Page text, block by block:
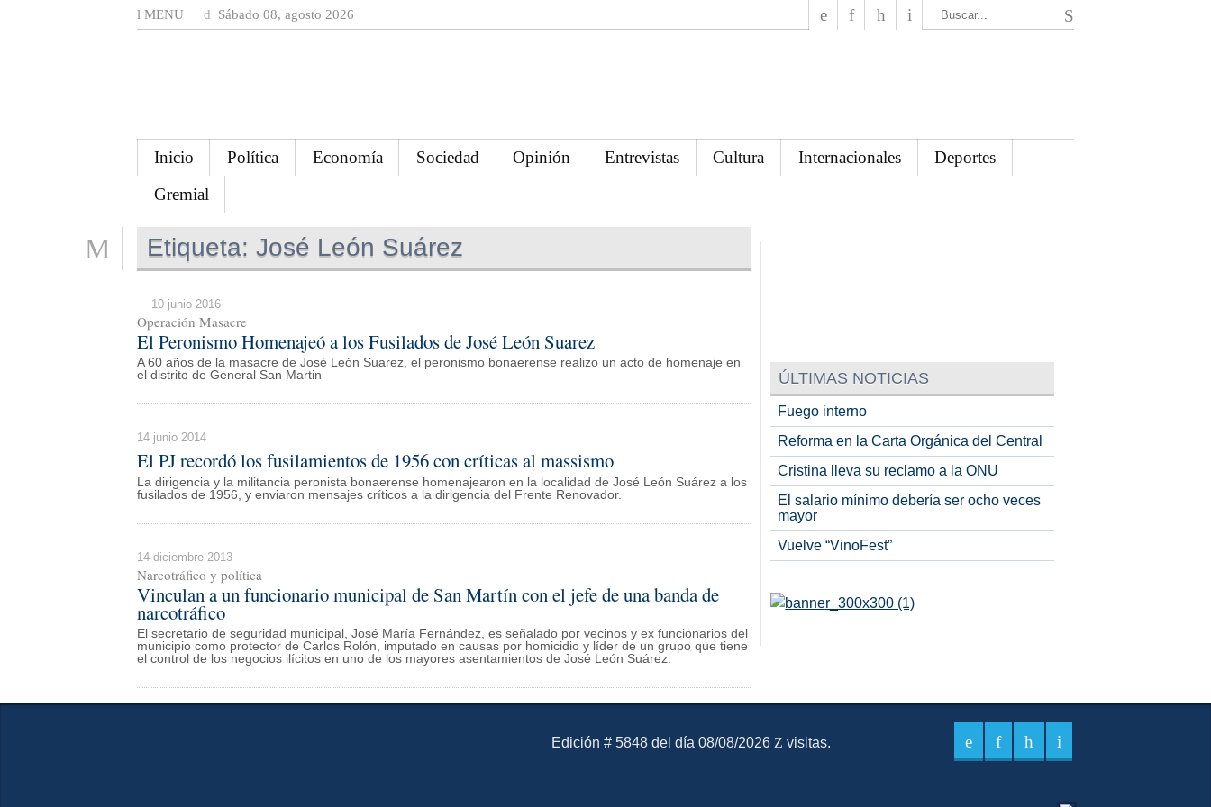
MENU Sábado 08, agosto 2026
Inicio Política Economía Sociedad Opinión Entrevistas Cultura Internacionales
Deportes
Gremial
Etiqueta: José León Suárez
10 junio 2016
Operación Masacre
El Peronismo Homenajeó a los Fusilados de José León Suarez
A 60 años de la masacre de José León Suarez, el peronismo bonaerense realizo un acto de homenaje en
el distrito de General San Martin
14 junio 2014
El PJ recordó los fusilamientos de 1956 con críticas al massismo
La dirigencia y la militancia peronista bonaerense homenajearon en la localidad de José León Suárez a los
fusilados de 1956, y enviaron mensajes críticos a la dirigencia del Frente Renovador.
14 diciembre 2013
Narcotráfico y política
Vinculan a un funcionario municipal de San Martín con el jefe de una banda de
narcotráfico
El secretario de seguridad municipal, José María Fernández, es señalado por vecinos y ex funcionarios del
municipio como protector de Carlos Rolón, imputado en causas por homicidio y líder de un grupo que tiene
el control de los negocios ilícitos en uno de los mayores asentamientos de José León Suárez.
ÚLTIMAS NOTICIAS
Fuego interno
Reforma en la Carta Orgánica del Central
Cristina lleva su reclamo a la ONU
El salario mínimo debería ser ocho veces
mayor
Vuelve “VinoFest”
El Mensajero Diario
Edición # 5848 del día 08/08/2026 visitas.